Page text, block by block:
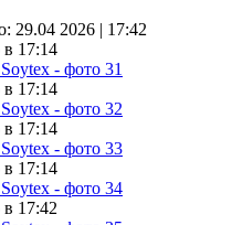
29.04 2026 | 17:42
в 17:14
в 17:14
в 17:14
в 17:14
17:42